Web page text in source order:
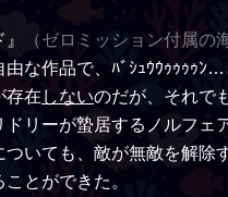
（ゼロミッション付属の
な作品で、ﾊﾞｼｭｳｳｩｩｩｩﾝ…
存在 しないのだが、それで
リーが蟄居するノルフェ
ついても、敵が無敵を解除
とができた。